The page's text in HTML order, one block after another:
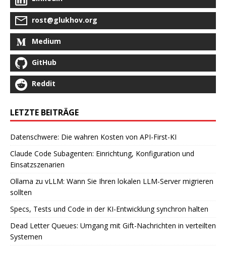
rost@glukhov.org
Medium
GitHub
Reddit
LETZTE BEITRÄGE
Datenschwere: Die wahren Kosten von API-First-KI
Claude Code Subagenten: Einrichtung, Konfiguration und
Einsatzszenarien
Ollama zu vLLM: Wann Sie Ihren lokalen LLM-Server migrieren
sollten
Specs, Tests und Code in der KI-Entwicklung synchron halten
Dead Letter Queues: Umgang mit Gift-Nachrichten in verteilten
Systemen